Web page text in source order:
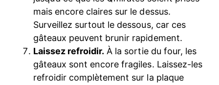
mais encore claires sur le dessus.
Surveillez surtout le dessous, car ces
gâteaux peuvent brunir rapidement.
Laissez refroidir. À la sortie du four, les
gâteaux sont encore fragiles. Laissez-les
refroidir complètement sur la plaque